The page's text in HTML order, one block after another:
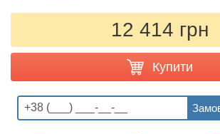
12 414 грн
Купити